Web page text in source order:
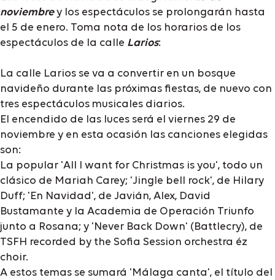
noviembrey los espectáculos se prolongarán hasta
el 5 de enero. Toma nota de los horarios de los
espectáculos de la calle Larios:
La calle Larios se va a convertir en un bosque
navideño durante las próximas fiestas, de nuevo con
tres espectáculos musicales diarios.
El encendido de las luces será el viernes 29 de
noviembre y en esta ocasión las canciones elegidas
son:
La popular 'All I want for Christmas is you', todo un
clásico de Mariah Carey; 'Jingle bell rock', de Hilary
Duff; 'En Navidad', de Javián, Alex, David
Bustamante y la Academia de Operación Triunfo
junto a Rosana; y 'Never Back Down' (Battlecry), de
TSFH recorded by the Sofia Session orchestra éz
choir.
A estos temas se sumará 'Málaga canta', el título del